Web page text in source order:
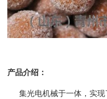
产品介绍：
集光电机械于一体，实现